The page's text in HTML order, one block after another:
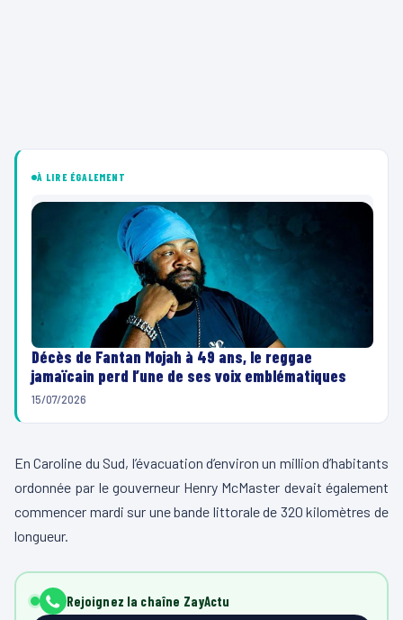
À LIRE ÉGALEMENT
Décès de Fantan Mojah à 49 ans, le reggae
jamaïcain perd l’une de ses voix emblématiques
15/07/2026
En Caroline du Sud, l’évacuation d’environ un million d’habitants
ordonnée par le gouverneur Henry McMaster devait également
commencer mardi sur une bande littorale de 320 kilomètres de
longueur.
Rejoignez la chaîne ZayActu